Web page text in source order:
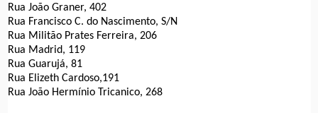
Rua João Graner, 402
Rua Francisco C. do Nascimento, S/N
Rua Militão Prates Ferreira, 206
Rua Madrid, 119
Rua Guarujá, 81
Rua Elizeth Cardoso,191
Rua João Hermínio Tricanico, 268